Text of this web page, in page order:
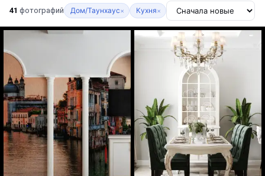
41 фотографий Дом/Таунхаус× Кухня×